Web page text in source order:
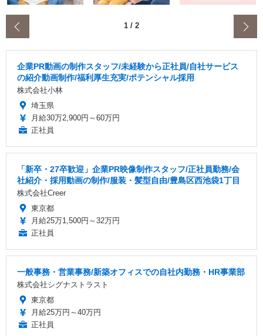
1 / 2
企業PR動画の制作スタッフ/未経験から正社員/自社サービス
の紹介動画制作/福利厚生充実/ポテンシャル採用
株式会社小林
埼玉県
月給30万2,900円～60万円
正社員
「新卒・27卒歓迎」企業PR映像制作スタッフ/正社員勤務/会
社紹介・採用動画の制作/服装・髪型自由/豊島区西池袋1丁目
株式会社Creer
東京都
月給25万1,500円～32万円
正社員
一般事務・営業事務/新築オフィスでの自社内勤務・HR事業部
株式会社シグナストラスト
東京都
月給25万円～40万円
正社員